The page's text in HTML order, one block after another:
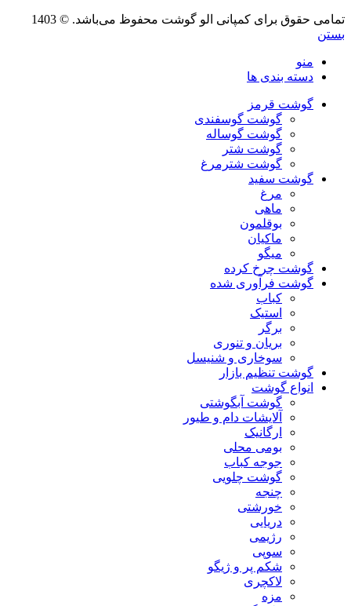
تمامی حقوق برای کمپانی الو گوشت محفوظ می‌باشد. © 1403
بستن
منو
دسته بندی ها
گوشت قرمز
گوشت گوسفندی
گوشت گوساله
گوشت شتر
گوشت شترمرغ
گوشت سفید
مرغ
ماهی
بوقلمون
ماکیان
میگو
گوشت چرخ کرده
گوشت فرآوری شده
کباب
استیک
برگر
بریان و تنوری
سوخاری و شنیسل
گوشت تنظیم بازار
انواع گوشت
گوشت آبگوشتی
آلایشات دام و طیور
ارگانیک
بومی محلی
جوجه کباب
گوشت چلویی
چنجه
خورشتی
دریایی
رژیمی
سوپی
شکم پر و ژیگو
لاکچری
مزه